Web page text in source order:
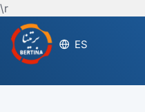
\r
ES